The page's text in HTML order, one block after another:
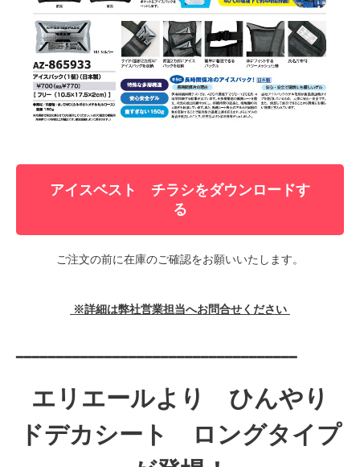
アイスベスト チラシをダウンロードす
る
ご注文の前に在庫のご確認をお願いいたします。
※詳細は弊社営業担当へお問合せください
━━━━━━━━━━━━━━━━━━━━━━━━━━━━━━━━━━━
エリエールより ひんやり
ドデカシート ロングタイプ